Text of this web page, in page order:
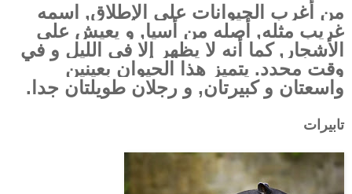
من أغرب الحيوانات على الإطلاق, اسمه
غريب مثله, أصله من أسيا, و يعيش على
الأشجار, كما أنه لا يظهر إلا في الليل و في
وقت محدد. يتميز هذا الحيوان بعينين
واسعتان و كبيرتان, و رجلان طويلتان جدا.
تابيرات